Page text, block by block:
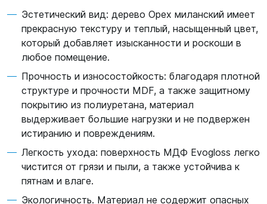
Эстетический вид: дерево Орех миланский имеет
прекрасную текстуру и теплый, насыщенный цвет,
который добавляет изысканности и роскоши в
любое помещение.
Прочность и износостойкость: благодаря плотной
структуре и прочности MDF, а также защитному
покрытию из полиуретана, материал
выдерживает большие нагрузки и не подвержен
истиранию и повреждениям.
Легкость ухода: поверхность МДФ Evogloss легко
чистится от грязи и пыли, а также устойчива к
пятнам и влаге.
Экологичность. Материал не содержит опасных